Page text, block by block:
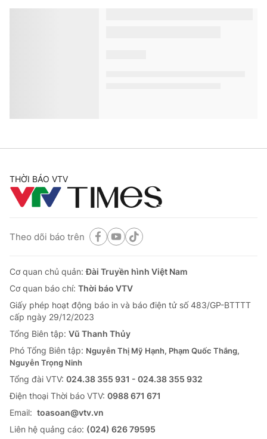
Vui Tết Độc lập tại làng Văn hóa Du lịch
Xem thêm
THỜI BÁO VTV
Cơ quan chủ quản:
Đài Truyền hình Việt Nam